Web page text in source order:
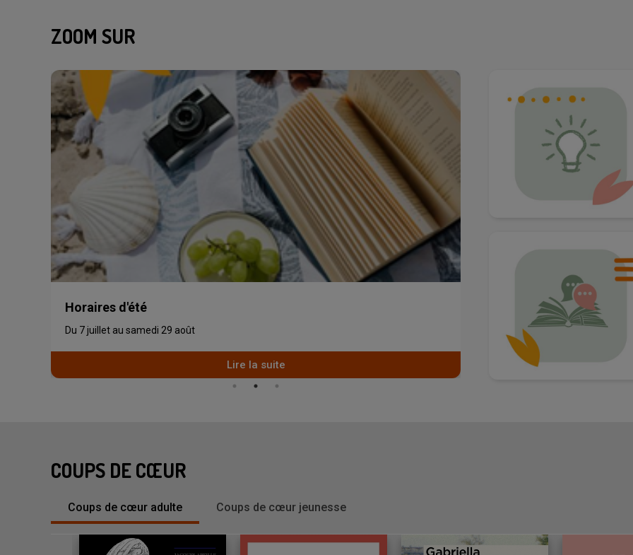
ZOOM SUR
Horaires d'été
Du 7 juillet au samedi 29 août
Lire la suite
COUPS DE CŒUR
Coups de cœur adulte Coups de cœur jeunesse